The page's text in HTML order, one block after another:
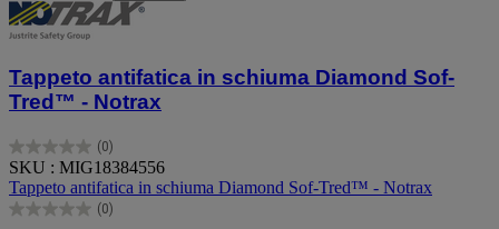
Tappeto antifatica in schiuma Diamond Sof-
Tred™ - Notrax
(0)
0.0
su
5
stelle.
SKU : MIG18384556
Tappeto antifatica in schiuma Diamond Sof-Tred™ - Notrax
(0)
0.0